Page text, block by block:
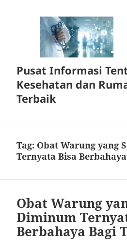
Pusat Informasi
Kesehatan dan
Terbaik
Tag: Obat Warung yang
Ternyata Bisa Berbahaya
Obat Warung
Diminum
Berbahaya Bagi